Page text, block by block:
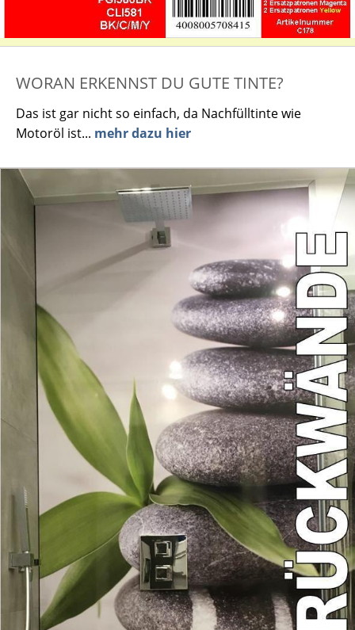
WORAN ERKENNST DU GUTE TINTE?
Das ist gar nicht so einfach, da Nachfülltinte wie
Motoröl ist... mehr dazu hier